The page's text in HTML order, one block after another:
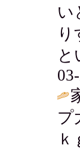
い
プ